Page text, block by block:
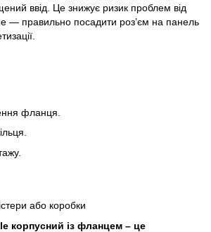
ввід. Це знижує ризик проблем від
— правильно посадити роз’єм на панель
фланця.
або коробки
корпусний із фланцем – це